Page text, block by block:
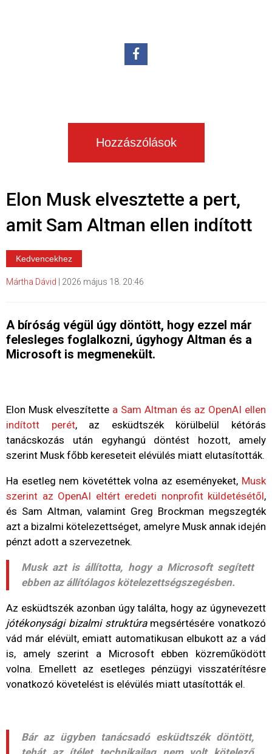
Hozzászólások
Elon Musk elvesztette a pert,
amit Sam Altman ellen indított
Kedvencekhez
Mártha Dávid 2026 május 18. 20:46
A bíróság végül úgy döntött, hogy ezzel már
felesleges foglalkozni, úgyhogy Altman és a
Microsoft is megmenekült.
Elon Musk elveszítette a Sam Altman és az OpenAI ellen
indított perét, az esküdtszék körülbelül kétórás
tanácskozás után egyhangú döntést hozott, amely
szerint Musk főbb kereseteit elévülés miatt elutasították.
Ha esetleg nem követéttek volna az eseményeket, Musk
szerint az OpenAI eltért eredeti nonprofit küldetésétől,
és Sam Altman, valamint Greg Brockman megszegték
azt a bizalmi kötelezettséget, amelyre Musk annak idején
pénzt adott a szervezetnek.
Musk azt is állította, hogy a Microsoft segített
ebben az állítólagos kötelezettségszegésben.
Az esküdtszék azonban úgy találta, hogy az úgynevezett
jótékonysági bizalmi struktúramegsértésére vonatkozó
vád már elévült, emiatt automatikusan elbukott az a vád
is, amely szerint a Microsoft ebben közreműködött
volna. Emellett az esetleges pénzügyi visszatérítésre
vonatkozó követelést is elévülés miatt utasították el.
Bár az ügyben tanácsadó esküdtszék döntött,